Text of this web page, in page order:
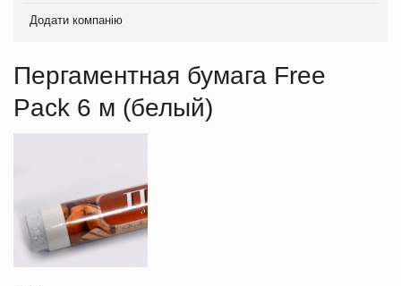
Додати компанію
Пергаментная бумага Free
Pack 6 м (белый)